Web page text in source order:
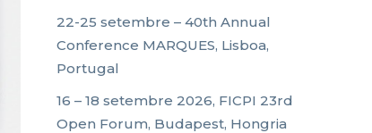
22-25 setembre – 40th Annual
Conference MARQUES, Lisboa,
Portugal
16 – 18 setembre 2026, FICPI 23rd
Open Forum, Budapest, Hongria